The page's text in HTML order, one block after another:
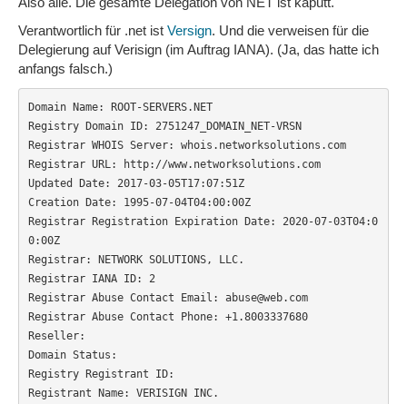
Verantwortlich für .net ist Versign. Und die verweisen für die
Delegierung auf Verisign (im Auftrag IANA). (Ja, das hatte ich
anfangs falsch.)
Domain Name: ROOT-SERVERS.NET
Registry Domain ID: 2751247_DOMAIN_NET-VRSN
Registrar WHOIS Server: whois.networksolutions.com
Registrar URL: http://www.networksolutions.com
Updated Date: 2017-03-05T17:07:51Z
Creation Date: 1995-07-04T04:00:00Z
Registrar Registration Expiration Date: 2020-07-03T04:0
0:00Z
Registrar: NETWORK SOLUTIONS, LLC.
Registrar IANA ID: 2
Registrar Abuse Contact Email: abuse@web.com
Registrar Abuse Contact Phone: +1.8003337680
Reseller:
Domain Status:
Registry Registrant ID:
Registrant Name: VERISIGN INC.